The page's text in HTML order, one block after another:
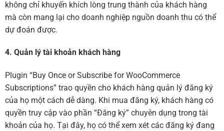
không chỉ khuyến khích lòng trung thành của khách hàng
mà còn mang lại cho doanh nghiệp nguồn doanh thu có thể
dự đoán được.
4. Quản lý tài khoản khách hàng
Plugin “Buy Once or Subscribe for WooCommerce
Subscriptions” trao quyền cho khách hàng quản lý đăng ký
của họ một cách dễ dàng. Khi mua đăng ký, khách hàng có
quyền truy cập vào phần “Đăng ký” chuyên dụng trong tài
khoản của họ. Tại đây, họ có thể xem xét các đăng ký đang